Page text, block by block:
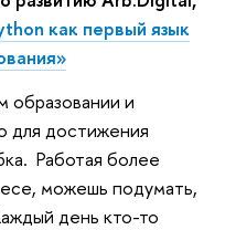
как первый язык
образовании и
для достижения
Работая более
можешь подумать,
день кто-то